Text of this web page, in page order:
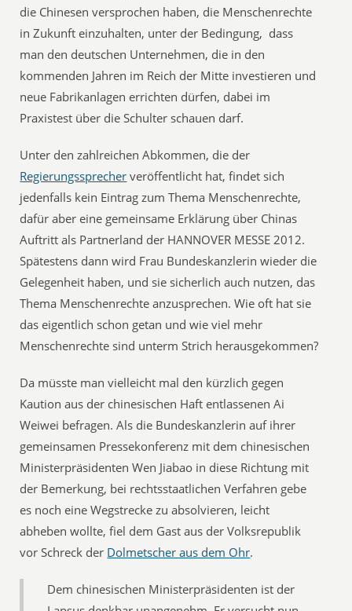
die Chinesen versprochen haben, die Menschenrechte
in Zukunft einzuhalten, unter der Bedingung, dass
man den deutschen Unternehmen, die in den
kommenden Jahren im Reich der Mitte investieren und
neue Fabrikanlagen errichten dürfen, dabei im
Praxistest über die Schulter schauen darf.
Unter den zahlreichen Abkommen, die der
Regierungssprecher veröffentlicht hat, findet sich
jedenfalls kein Eintrag zum Thema Menschenrechte,
dafür aber eine gemeinsame Erklärung über Chinas
Auftritt als Partnerland der HANNOVER MESSE 2012.
Spätestens dann wird Frau Bundeskanzlerin wieder die
Gelegenheit haben, und sie sicherlich auch nutzen, das
Thema Menschenrechte anzusprechen. Wie oft hat sie
das eigentlich schon getan und wie viel mehr
Menschenrechte sind unterm Strich herausgekommen?
Da müsste man vielleicht mal den kürzlich gegen
Kaution aus der chinesischen Haft entlassenen Ai
Weiwei befragen. Als die Bundeskanzlerin auf ihrer
gemeinsamen Pressekonferenz mit dem chinesischen
Ministerpräsidenten Wen Jiabao in diese Richtung mit
der Bemerkung, bei rechtsstaatlichen Verfahren gebe
es noch eine Wegstrecke zu absolvieren, leicht
abheben wollte, fiel dem Gast aus der Volksrepublik
vor Schreck der Dolmetscher aus dem Ohr.
Dem chinesischen Ministerpräsidenten ist der